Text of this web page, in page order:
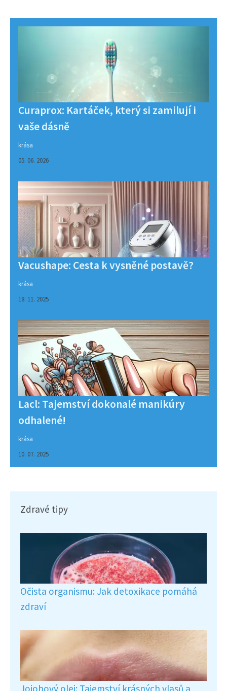
Curaprox: Kartáček, který si zamilují i
vaše dásně
krása
05. 06. 2026
Vacushape: Cesta k vysněné postavě?
krása
18. 11. 2025
Lacl: Tajemství dokonalé manikúry
odhalené!
krása
10. 07. 2025
Zdravé tipy
Očista organismu: Jak detoxikace pomáhá
zdraví
Jojobový olej: Tajemství krásných vlasů a